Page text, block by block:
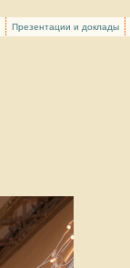
Презентации и доклады